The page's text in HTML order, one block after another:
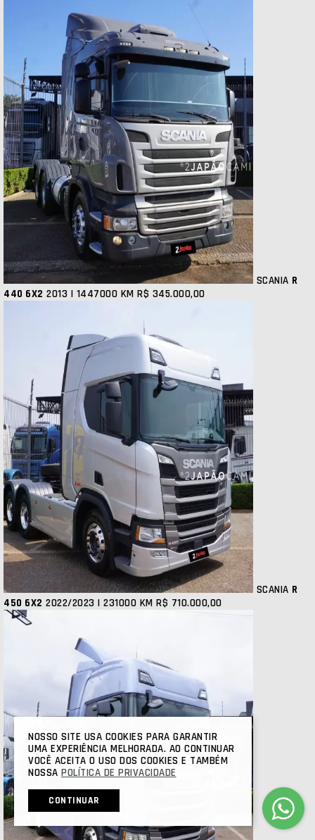
SCANIA R
440 6X2 2013 | 1447000 KM R$ 345.000,00
SCANIA R
450 6X2 2022/2023 | 231000 KM R$ 710.000,00
NOSSO SITE USA COOKIES PARA GARANTIR
UMA EXPERIÊNCIA MELHORADA. AO CONTINUAR
VOCÊ ACEITA O USO DOS COOKIES E TAMBÉM
NOSSA POLÍTICA DE PRIVACIDADE
CONTINUAR